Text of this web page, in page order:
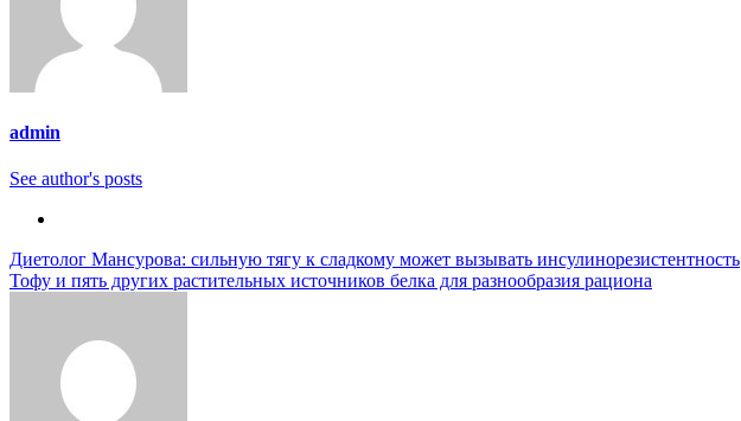
admin
See author's posts
Навигация
по
Диетолог Мансурова: сильную тягу к сладкому может вызывать инсулинорезистентность
Тофу и пять других растительных источников белка для разнообразия рациона